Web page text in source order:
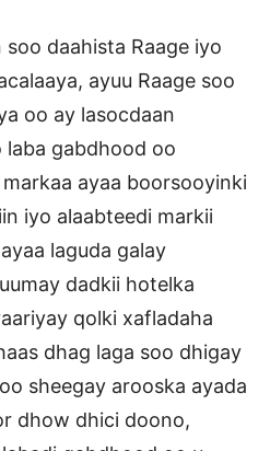
daahista Raage iyo
ayuu Raage soo
oo ay lasocdaan
laba gabdhood oo
ayaa boorsooyinki
iyo alaabteedi markii
laguda galay
dadkii hotelka
qolki xafladaha
dhag laga soo dhigay
sheegay arooska ayada
dhow dhici doono,